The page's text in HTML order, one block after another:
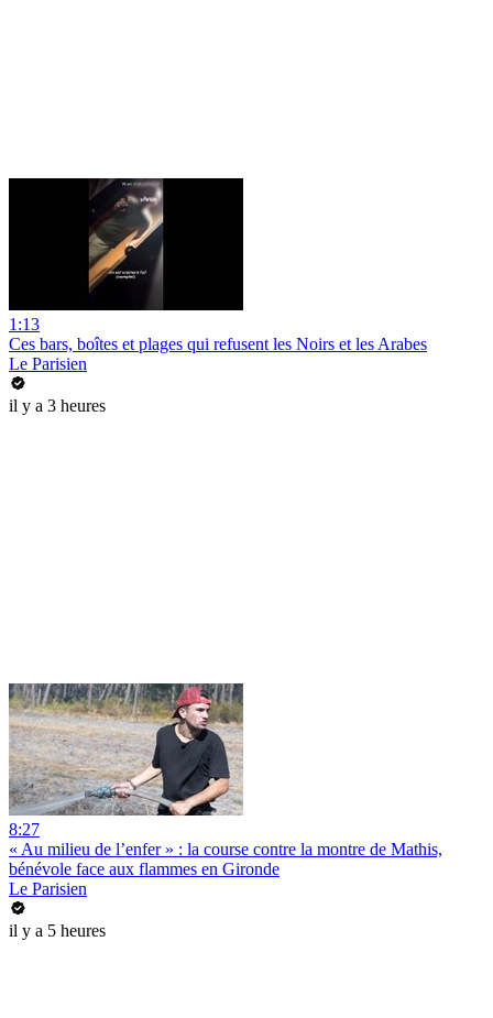
1:13
Ces bars, boîtes et plages qui refusent les Noirs et les Arabes
Le Parisien
il y a 3 heures
8:27
« Au milieu de l’enfer » : la course contre la montre de Mathis,
bénévole face aux flammes en Gironde
Le Parisien
il y a 5 heures